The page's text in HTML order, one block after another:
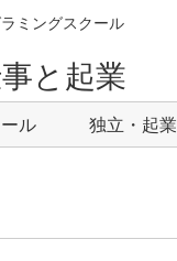
ミングスクール
と起業
ル 独立・起業